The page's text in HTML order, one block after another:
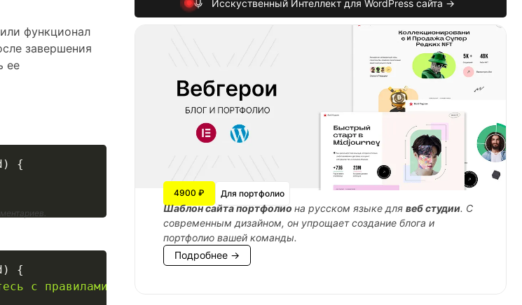
функционал
завершения
ее
)
{
)
{
с правилами комментирования</a></p>'
Исскуственный Интеллект для WordPress сайта →
4900 ₽ Для портфолио
Шаблон сайта портфолиона русском языке длявеб студии. С
современным дизайном, он упрощает создание блога и
портфолио вашей команды.
Подробнее →